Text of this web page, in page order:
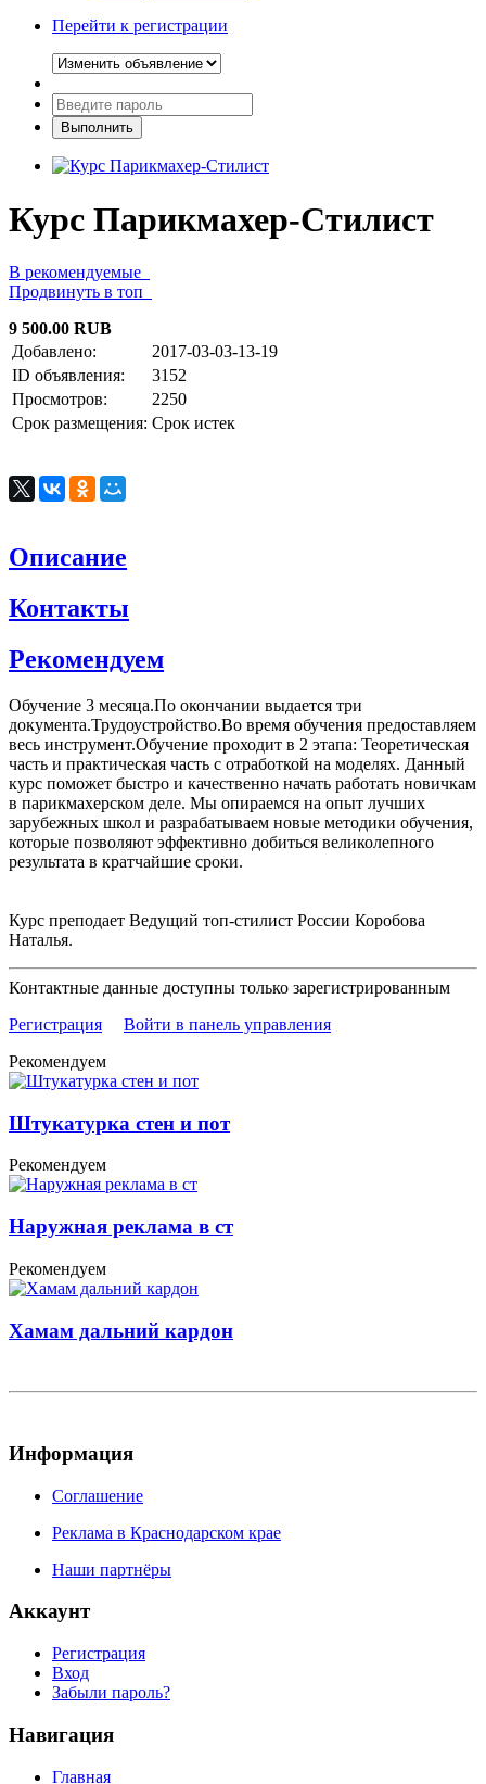
Перейти к регистрации
Курс Парикмахер-Стилист
В рекомендуемые
Продвинуть в топ
9 500.00 RUB
Добавлено:
2017-03-03-13-19
ID объявления:
3152
Просмотров:
2250
Срок размещения: Срок истек
Описание
Контакты
Рекомендуем
Обучение 3 месяца.По окончании выдается три
документа.Трудоустройство.Во время обучения предоставляем
весь инструмент.Обучение проходит в 2 этапа: Теоретическая
часть и практическая часть с отработкой на моделях. Данный
курс поможет быстро и качественно начать работать новичкам
в парикмахерском деле. Мы опираемся на опыт лучших
зарубежных школ и разрабатываем новые методики обучения,
которые позволяют эффективно добиться великолепного
результата в кратчайшие сроки.
Курс преподает Ведущий топ-стилист России Коробова
Наталья.
Контактные данные доступны только зарегистрированным
Регистрация
Войти в панель управления
Рекомендуем
Штукатурка стен и пот
Рекомендуем
Наружная реклама в ст
Рекомендуем
Хамам дальний кардон
Информация
Соглашение
Реклама в Краснодарском крае
Наши партнёры
Аккаунт
Регистрация
Вход
Забыли пароль?
Навигация
Главная